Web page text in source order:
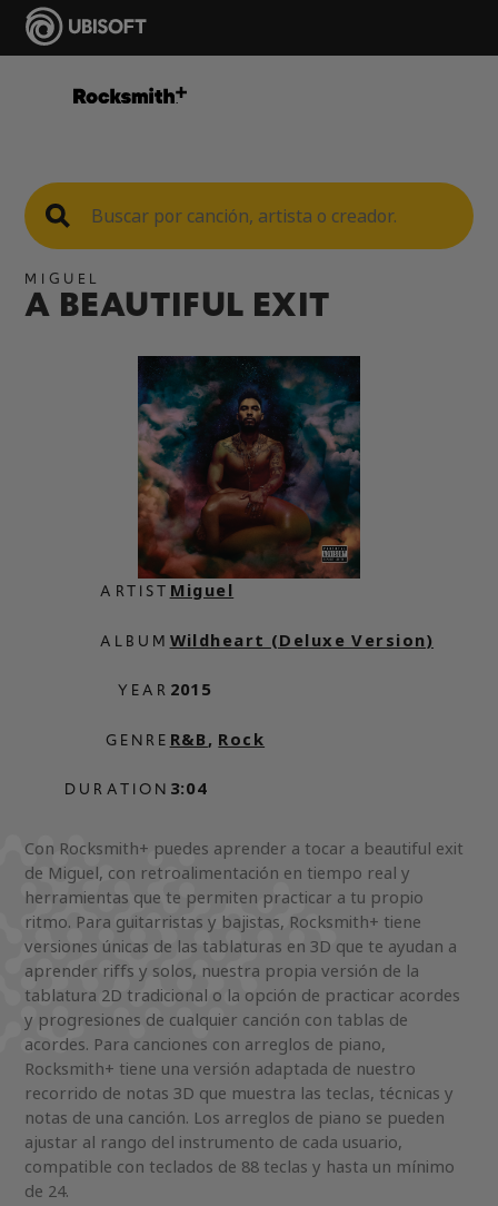
MIGUEL
A BEAUTIFUL EXIT
ARTIST
ALBUM
YEAR
GENRE
DURATION
Miguel
Wildheart (Deluxe Version)
2015
R&B, Rock
3:04
Con Rocksmith+ puedes aprender a tocar a beautiful exit
de Miguel, con retroalimentación en tiempo real y
herramientas que te permiten practicar a tu propio
ritmo. Para guitarristas y bajistas, Rocksmith+ tiene
versiones únicas de las tablaturas en 3D que te ayudan a
aprender riffs y solos, nuestra propia versión de la
tablatura 2D tradicional o la opción de practicar acordes
y progresiones de cualquier canción con tablas de
acordes. Para canciones con arreglos de piano,
Rocksmith+ tiene una versión adaptada de nuestro
recorrido de notas 3D que muestra las teclas, técnicas y
notas de una canción. Los arreglos de piano se pueden
ajustar al rango del instrumento de cada usuario,
compatible con teclados de 88 teclas y hasta un mínimo
de 24.